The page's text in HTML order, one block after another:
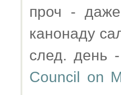
проч -
канонаду
след. день
Council on